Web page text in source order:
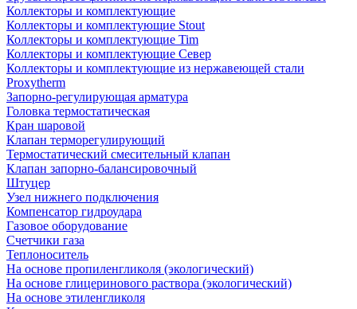
Коллекторы и комплектующие
Коллекторы и комплектующие Stout
Коллекторы и комплектующие Tim
Коллекторы и комплектующие Север
Коллекторы и комплектующие из нержавеющей стали
Proxytherm
Запорно-регулирующая арматура
Головка термостатическая
Кран шаровой
Клапан терморегулирующий
Термостатический смесительный клапан
Клапан запорно-балансировочный
Штуцер
Узел нижнего подключения
Компенсатор гидроудара
Газовое оборудование
Счетчики газа
Теплоноситель
На основе пропиленгликоля (экологический)
На основе глицеринового раствора (экологический)
На основе этиленгликоля